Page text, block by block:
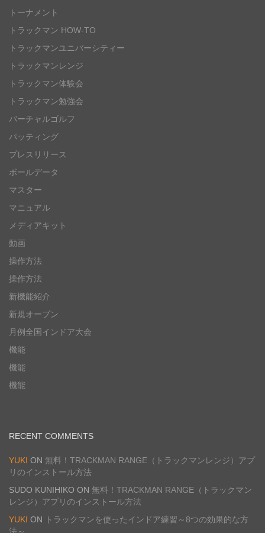
トーナメント
トラックマン HOW-TO
トラックマンユニバーシティー
トラックマンレンジ
トラックマン体験会
トラックマン勉強会
バーチャルゴルフ
パッティング
プレスリリース
ボールデータ
マスター
マニュアル
メディアキット
動画
操作方法
操作方法
新機能紹介
新規オープン
月例全国インドア大会
機能
機能
機能
RECENT COMMENTS
YUKI ON 無料！TRACKMAN RANGE（トラックマンレンジ）アプ
リのインストール方法
SUDO KUNIHIKO ON 無料！TRACKMAN RANGE（トラックマン
レンジ）アプリのインストール方法
YUKI ON
トラックマンを使ったインドア練習～8つの効果的な方